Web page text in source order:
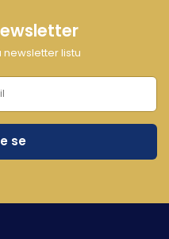
newsletter listu